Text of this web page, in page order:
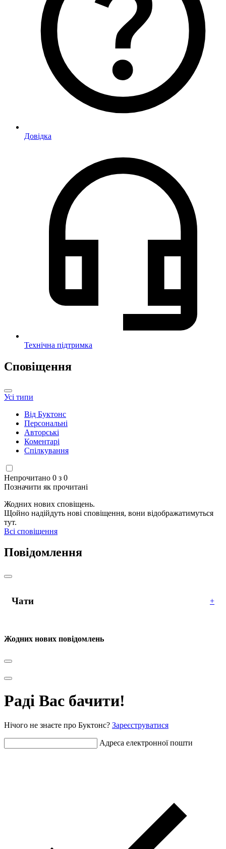
Довідка
Технічна підтримка
Сповіщення
Усі типи
Від Буктонс
Персональні
Авторські
Коментарі
Спілкування
Непрочитано 0 з 0
Позначити як прочитані
Жодних нових сповіщень.
Щойно надійдуть нові сповіщення, вони відображатимуться
тут.
Всі сповіщення
Повідомлення
Чати +
Жодних нових повідомлень
Раді Вас бачити!
Нічого не знаєте про Буктонс? Зареєструватися
Адреса електронної пошти